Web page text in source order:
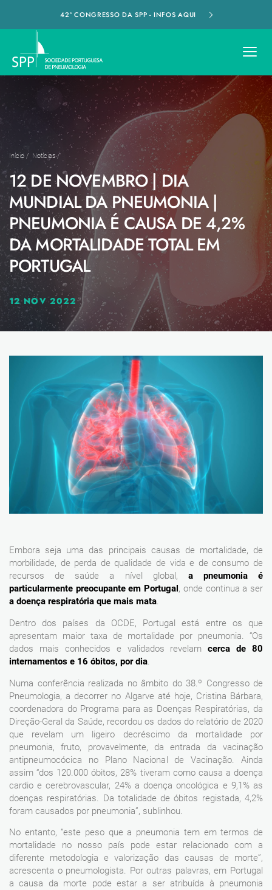
42º CONGRESSO DA SPP - INFOS AQUI
Início / Notícias/
12 DE NOVEMBRO | DIA
MUNDIAL DA PNEUMONIA |
PNEUMONIA É CAUSA DE 4,2%
DA MORTALIDADE TOTAL EM
PORTUGAL
12 NOV 2022
Embora seja uma das principais causas de mortalidade, de
morbilidade, de perda de qualidade de vida e de consumo de
recursos de saúde a nível global, a pneumonia é
particularmente preocupante em Portugal , onde continua a ser
a doença respiratória que mais mata.
Dentro dos países da OCDE, Portugal está entre os que
apresentam maior taxa de mortalidade por pneumonia. “Os
dados mais conhecidos e validados revelamcerca de 80
internamentos e 16 óbitos, por dia.
Numa conferência realizada no âmbito do 38.º Congresso de
Pneumologia, a decorrer no Algarve até hoje, Cristina Bárbara,
coordenadora do Programa para as Doenças Respiratórias, da
Direção-Geral da Saúde, recordou os dados do relatório de 2020
que revelam um ligeiro decréscimo da mortalidade por
pneumonia, fruto, provavelmente, da entrada da vacinação
antipneumocócica no Plano Nacional de Vacinação. Ainda
assim “dos 120.000 óbitos, 28% tiveram como causa a doença
cardio e cerebrovascular, 24% a doença oncológica e 9,1% as
doenças respiratórias. Da totalidade de óbitos registada, 4,2%
foram causados por pneumonia”, sublinhou.
No entanto, “este peso que a pneumonia tem em termos de
mortalidade no nosso país pode estar relacionado com a
diferente metodologia e valorização das causas de morte”,
acrescenta o pneumologista. Por outras palavras, em Portugal
a causa da morte pode estar a ser atribuída à pneumonia